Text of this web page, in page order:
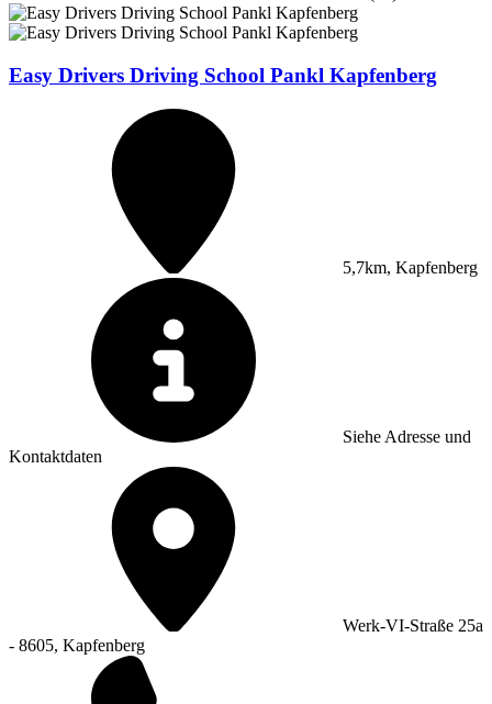
Easy Drivers Driving School Pankl Kapfenberg
5,7km, Kapfenberg
Siehe Adresse und
Kontaktdaten
Werk-VI-Straße 25a
- 8605, Kapfenberg